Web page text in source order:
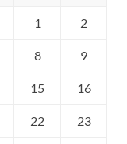
1 2
8 9
15 16
22 23